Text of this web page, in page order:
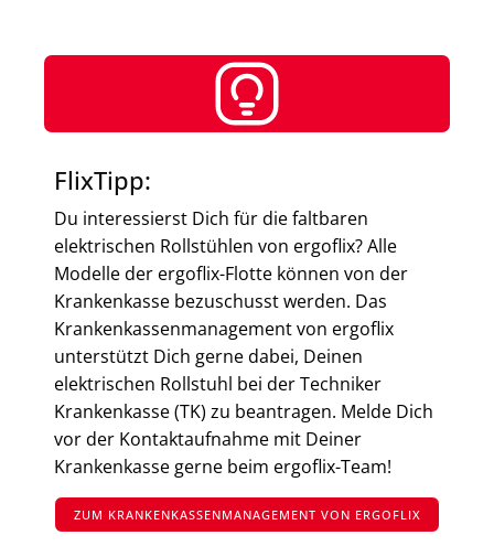
FlixTipp:
Du interessierst Dich für die faltbaren
elektrischen Rollstühlen von ergoflix? Alle
Modelle der ergoflix-Flotte können von der
Krankenkasse bezuschusst werden. Das
Krankenkassenmanagement von ergoflix
unterstützt Dich gerne dabei, Deinen
elektrischen Rollstuhl bei der Techniker
Krankenkasse (TK) zu beantragen. Melde Dich
vor der Kontaktaufnahme mit Deiner
Krankenkasse gerne beim ergoflix-Team!
ZUM KRANKENKASSENMANAGEMENT VON ERGOFLIX